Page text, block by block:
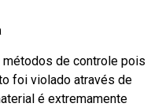
de controle pois
foi violado através de
é extremamente